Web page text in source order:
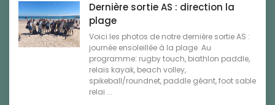
Dernière sortie AS : direction la
plage
Voici les photos de notre dernière sortie AS :
journée ensoleillée à la plage Au
programme: rugby touch, biathlon paddle,
relais kayak, beach volley,
spikeball/roundnet, paddle géant, foot sable
relai ...